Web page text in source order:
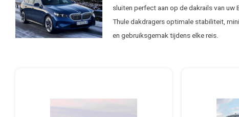
sluiten perfect aan op de dakrails van
Thule dakdragers optimale stabiliteit,
en gebruiksgemak tijdens elke reis.